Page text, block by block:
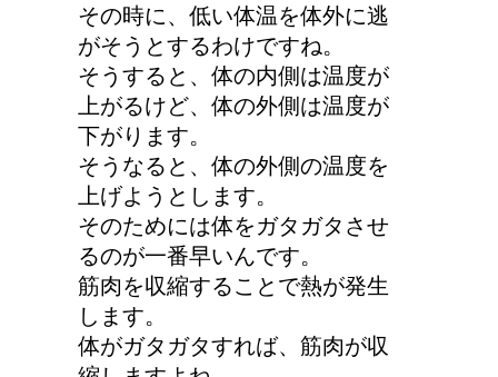
その時に、低い体温を体外に逃
がそうとするわけですね。
そうすると、体の内側は温度が
上がるけど、体の外側は温度が
下がります。
そうなると、体の外側の温度を
上げようとします。
そのためには体をガタガタさせ
るのが一番早いんです。
筋肉を収縮することで熱が発生
します。
体がガタガタすれば、筋肉が収